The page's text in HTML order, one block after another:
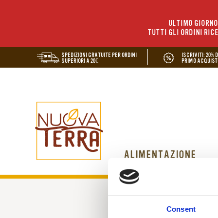
Consent
ULTIMO
TUTTI GLI ORDINI
SPEDIZIONI GRATUITE PER ORDINI
SUPERIORI A 20€
ISCRIVITI: 20%
PRIMO
ALIMENTAZIONE
dai minestroni